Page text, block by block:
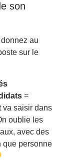
son
au
sur le
=
va saisir dans
oublie les
avec des
que personne